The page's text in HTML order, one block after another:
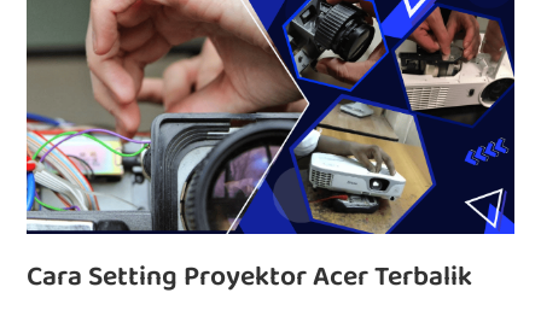
Cara Setting Proyektor Acer Terbalik